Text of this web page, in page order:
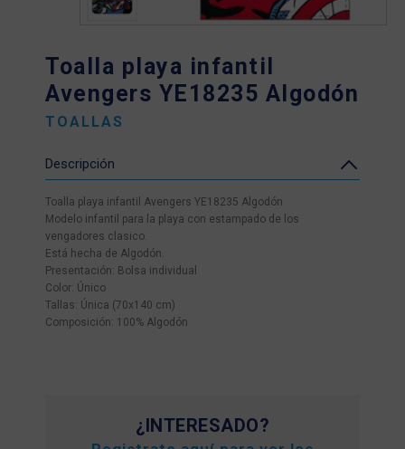
Toalla playa infantil
Avengers YE18235 Algodón
TOALLAS
Descripción
Toalla playa infantil Avengers YE18235 Algodón
Modelo infantil para la playa con estampado de los
vengadores clasico.
Está hecha de Algodón.
Presentación: Bolsa individual
Color: Único
Tallas: Única (70x140 cm)
Composición: 100% Algodón
¿INTERESADO?